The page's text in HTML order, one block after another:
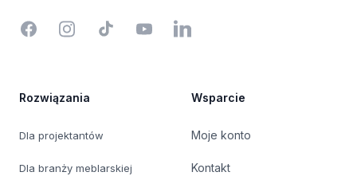
FacebookInstagramTikTok YouTubeLinkedIn
Rozwiązania
Dla projektantów
Dla branży meblarskiej
Wsparcie
Moje konto
Kontakt